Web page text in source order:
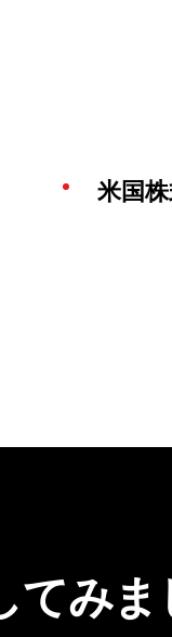
米国
てみま